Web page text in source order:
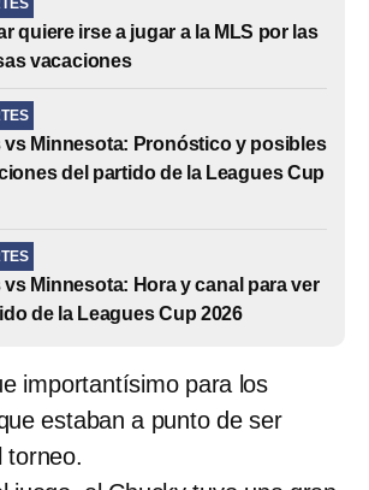
quiere irse a jugar a la MLS por las
vacaciones
vs Minnesota: Pronóstico y posibles
del partido de la Leagues Cup
vs Minnesota: Hora y canal para ver
de la Leagues Cup 2026
importantísimo para los
estaban a punto de ser
torneo.